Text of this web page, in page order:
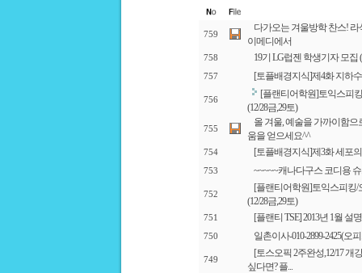
759
다가오는 겨울방학 찬스!
이메디에서
758 19기 LG럽젠 학생기자 모집
757 [토플배경지식]제4화 지하수
756
[플랜티어학원]토익스피
(12/28금,29토)
755
올 겨울, 예술을 가까이함
움을 얻으세요^^
754 [토플배경지식]제3화 세포
753 ~~~~~캐나다구스 코디용
752
[플랜티어학원]토익스피킹
(12/28금,29토)
751 [플랜티 TSE] 2013년 1월 설
750 일촌이사-010-2899-2425(오
749
[토스오픽 2주완성,12/17
싶다면? 플...